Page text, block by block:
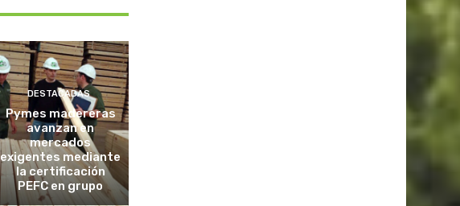
DESTACADAS
Pymes madereras
avanzan en
mercados
exigentes mediante
la certificación
PEFC en grupo